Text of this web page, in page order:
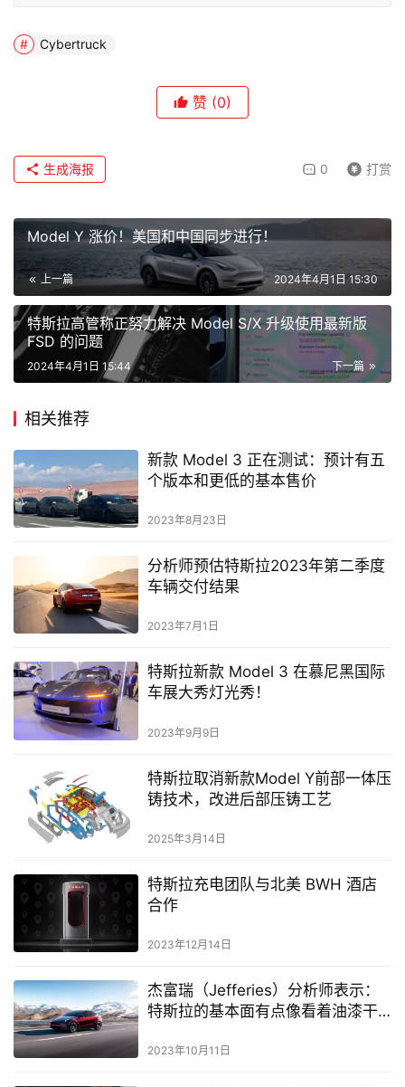
Cybertruck
赞 (0)
0 打赏
生成海报
Model Y 涨价！美国和中国同步进行！
上一篇 2024年4月1日 15:30
特斯拉高管称正努力解决 Model S/X 升级使用最新版
FSD 的问题
下一篇
2024年4月1日 15:44
相关推荐
新款 Model 3 正在测试：预计有五
个版本和更低的基本售价
2023年8月23日
分析师预估特斯拉2023年第二季度
车辆交付结果
2023年7月1日
特斯拉新款 Model 3 在慕尼黑国际
车展大秀灯光秀！
2023年9月9日
特斯拉取消新款Model Y前部一体压
铸技术，改进后部压铸工艺
2025年3月14日
特斯拉充电团队与北美 BWH 酒店
合作
2023年12月14日
杰富瑞（Jefferies）分析师表示：
特斯拉的基本面有点像看着油漆干
2023年10月11日